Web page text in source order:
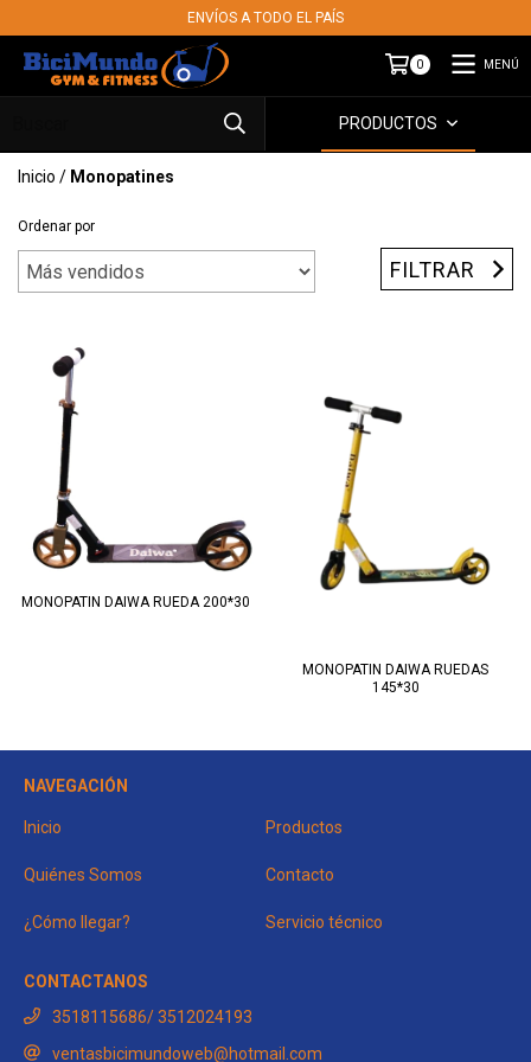
ENVÍOS A TODO EL PAÍS
0 MENÚ
PRODUCTOS
Inicio / Monopatines
Ordenar por
FILTRAR
MONOPATIN DAIWA RUEDA 200*30
MONOPATIN DAIWA RUEDAS
145*30
NAVEGACIÓN
Inicio Productos
Quiénes Somos Contacto
¿Cómo llegar? Servicio técnico
CONTACTANOS
3518115686/ 3512024193
ventasbicimundoweb@hotmail.com